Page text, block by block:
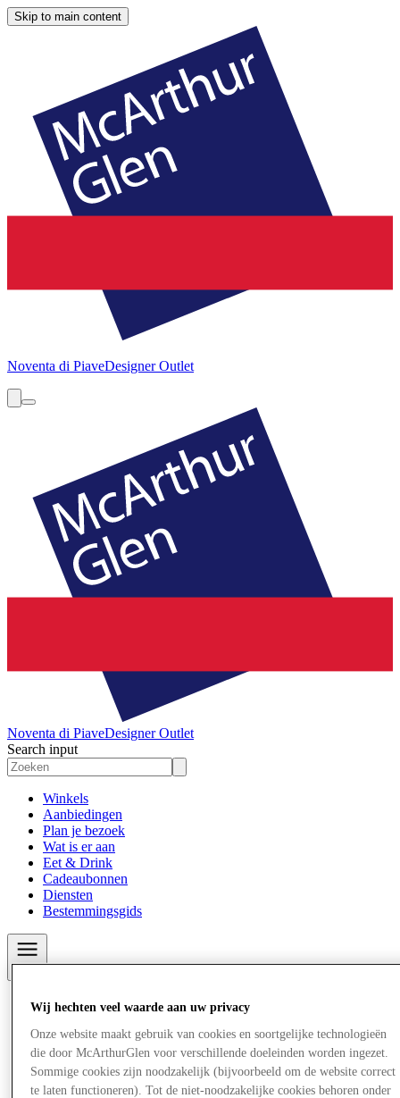
Skip to main content
Noventa di PiaveDesigner Outlet
Noventa di PiaveDesigner Outlet
Search input
Winkels
Aanbiedingen
Plan je bezoek
Wat is er aan
Eet & Drink
Cadeaubonnen
Diensten
Bestemmingsgids
Wij hechten veel waarde aan uw privacy
Onze website maakt gebruik van cookies en soortgelijke technologieën
die door McArthurGlen voor verschillende doeleinden worden ingezet.
Sommige cookies zijn noodzakelijk (bijvoorbeeld om de website correct
te laten functioneren). Tot de niet-noodzakelijke cookies behoren onder